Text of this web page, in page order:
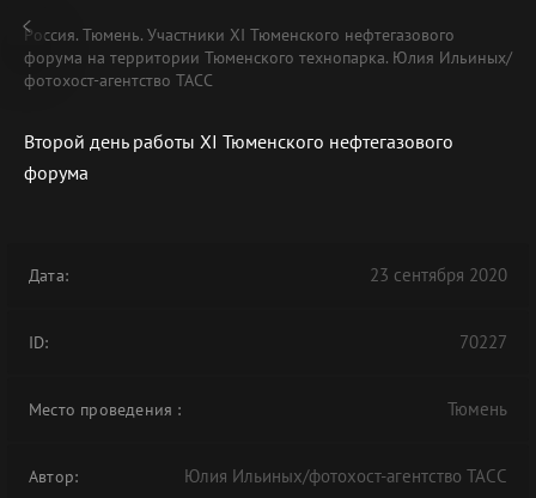
Россия. Тюмень. Участники XI Тюменского нефтегазового
форума на территории Тюменского технопарка. Юлия Ильиных/
фотохост-агентство ТАСС
Второй день работы XI Тюменского нефтегазового
форума
Дата: 23 сентября 2020
ID: 70227
Место проведения : Тюмень
Автор: Юлия Ильиных/фотохост-агентство ТАСС